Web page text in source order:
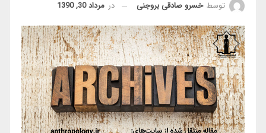
توسطخسرو صادقی بروجنی درمرداد 30, 1390